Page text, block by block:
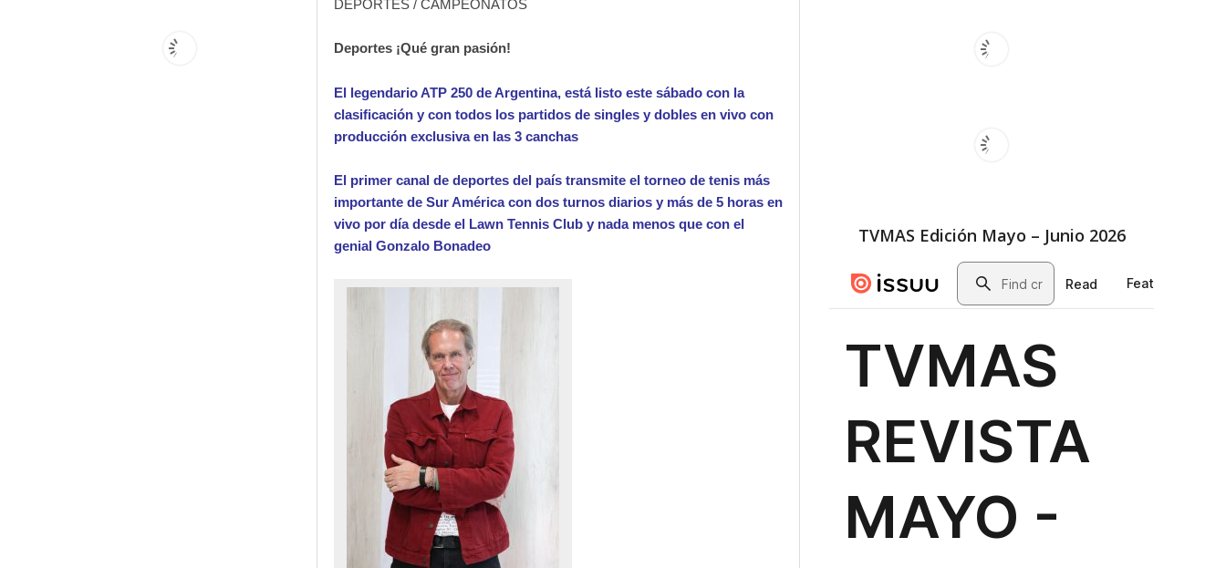
DEPORTES / CAMPEONATOS
Deportes ¡Qué gran pasión!
El legendario ATP 250 de Argentina, está listo este sábado con la
clasificación y con todos los partidos de singles y dobles en vivo con
producción exclusiva en las 3 canchas
El primer canal de deportes del país transmite el torneo de tenis más
importante de Sur América con dos turnos diarios y más de 5 horas en
vivo por día desde el Lawn Tennis Club y nada menos que con el
genial Gonzalo Bonadeo
TVMAS Edición Mayo – Junio 2026